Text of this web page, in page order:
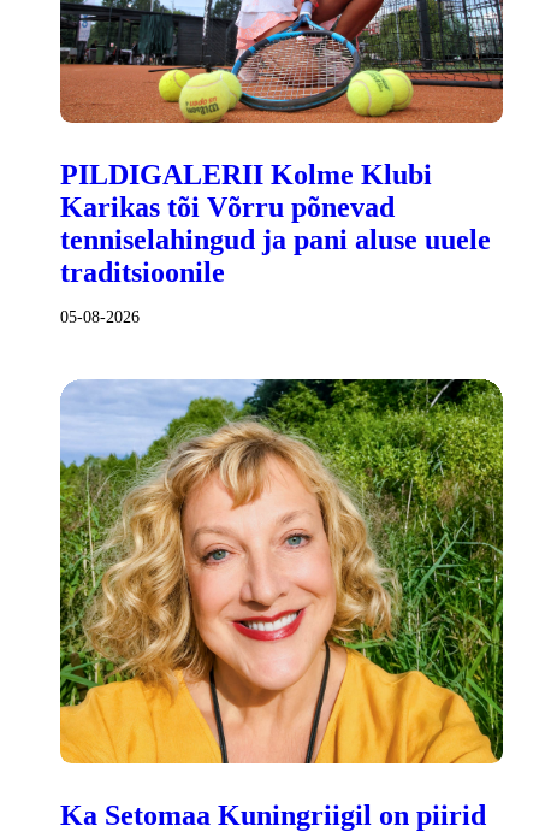
PILDIGALERII Kolme Klubi
Karikas tõi Võrru põnevad
tenniselahingud ja pani aluse uuele
traditsioonile
05-08-2026
Ka Setomaa Kuningriigil on piirid